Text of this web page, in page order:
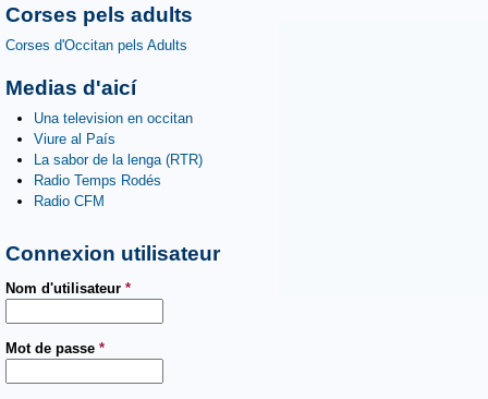
Corses pels adults
Corses d'Occitan pels Adults
Medias d'aicí
Una television en occitan
Viure al País
La sabor de la lenga (RTR)
Radio Temps Rodés
Radio CFM
Connexion utilisateur
Nom d'utilisateur *
Mot de passe *